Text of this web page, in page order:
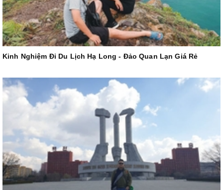
Kinh Nghiệm Đi Du Lịch Hạ Long - Đảo Quan Lạn Giá Rẻ